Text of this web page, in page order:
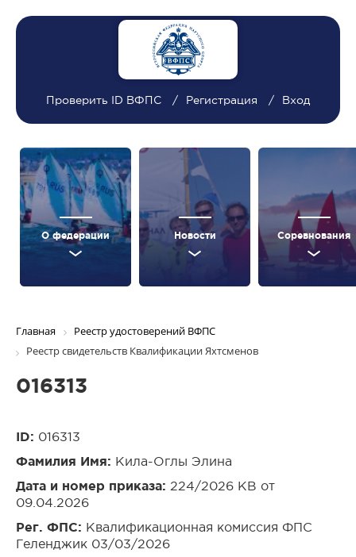
Проверить ID ВФПС Регистрация Вход
О федерации Новости Соревнования
Главная
Реестр удостоверений ВФПС
Реестр свидетельств Квалификации Яхтсменов
016313
ID: 016313
Фамилия Имя: Кила-Оглы Элина
Дата и номер приказа: 224/2026 КВ от
09.04.2026
Рег. ФПС: Квалификационная комиссия ФПС
Геленджик 03/03/2026